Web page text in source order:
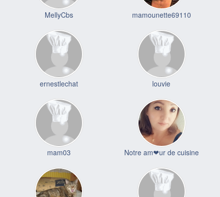
MellyCbs mamounette69110
ernestlechat louvie
mam03 Notre am❤ur de cuisine